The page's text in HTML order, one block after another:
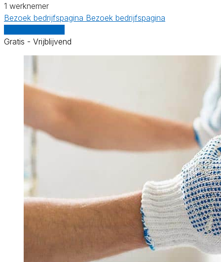
1 werknemer
Bezoek bedrijfspagina Bezoek bedrijfspagina
Gratis - Vrijblijvend